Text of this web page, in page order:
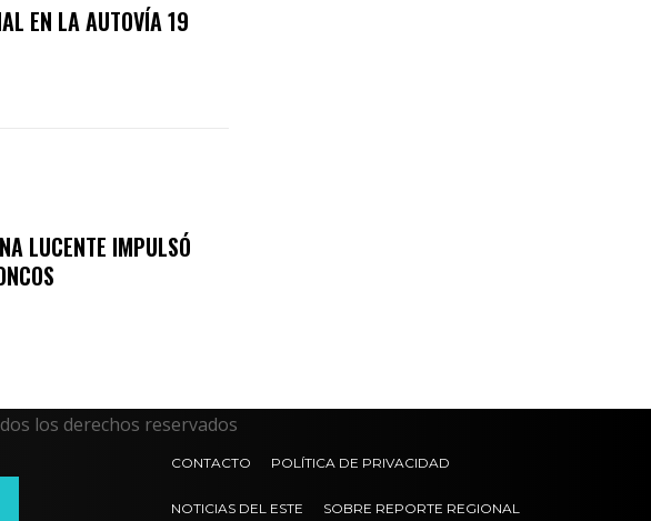
EN LA AUTOVÍA 19
LUCENTE IMPULSÓ
los derechos reservados
CONTACTO POLÍTICA DE PRIVACIDAD
NOTICIAS DEL ESTE SOBRE REPORTE REGIONAL